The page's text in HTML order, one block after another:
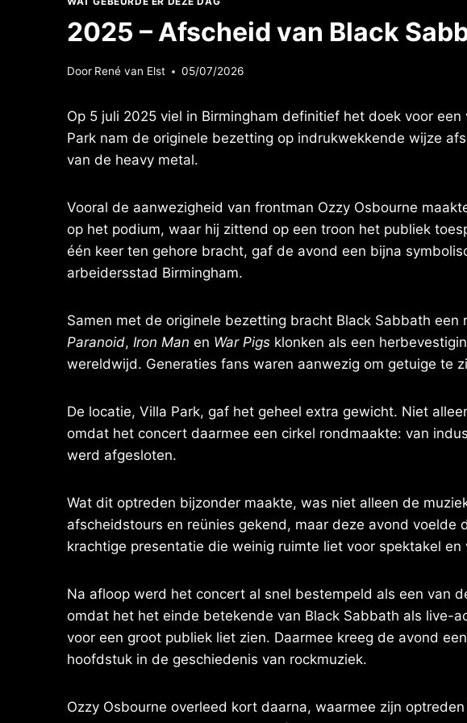
2025 – Afscheid van Black
Door René van Elst 05/07/2026
Op 5 juli 2025 viel in Birmingham definitief het doek voor
Park nam de originele bezetting op indrukwekkende wijze
van de heavy metal.
Vooral de aanwezigheid van frontman Ozzy Osbourne
op het podium, waar hij zittend op een troon het publiek
één keer ten gehore bracht, gaf de avond een bijna
arbeidersstad Birmingham.
Samen met de originele bezetting bracht Black Sabbath
Paranoid, Iron Man en War Pigs klonken als een
wereldwijd. Generaties fans waren aanwezig om getuige te
De locatie, Villa Park, gaf het geheel extra gewicht. Niet
omdat het concert daarmee een cirkel rondmaakte: van
werd afgesloten.
Wat dit optreden bijzonder maakte, was niet alleen de
afscheidstours en reünies gekend, maar deze avond
krachtige presentatie die weinig ruimte liet voor spektakel
Na afloop werd het concert al snel bestempeld als een van
omdat het het einde betekende van Black Sabbath als live-
voor een groot publiek liet zien. Daarmee kreeg de avond
hoofdstuk in de geschiedenis van rockmuziek.
Ozzy Osbourne overleed kort daarna, waarmee zijn